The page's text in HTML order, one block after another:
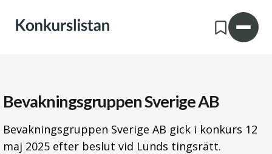
Bevakningsgruppen Sverige AB
Bevakningsgruppen Sverige AB gick i konkurs 12
maj 2025 efter beslut vid Lunds tingsrätt.